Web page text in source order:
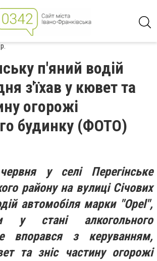
п'яний водій
з'їхав у кювет та
огорожі
будинку (ФОТО)
у селі Перегінське
району на вулиці Січових
автомобіля марки "Opel",
у стані алкогольного
впорався з керуванням,
та зніс частину огорожі